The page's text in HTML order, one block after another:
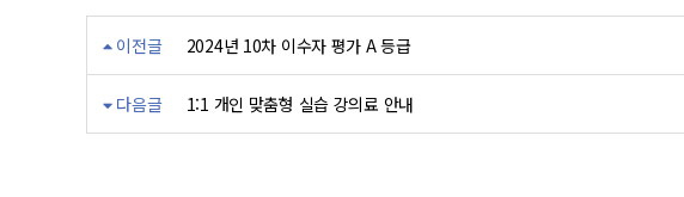
이전글 2024년 10차 이수자 평가 A 등급
다음글 1:1 개인 맞춤형 실습 강의료 안내